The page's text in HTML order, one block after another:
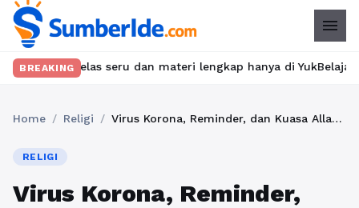
menu
BREAKING
kelas seru dan materi lengkap hanya di YukBelajar.com.
Home / Religi / Virus Korona, Reminder, dan Kuasa Allah…
RELIGI
Virus Korona, Reminder,